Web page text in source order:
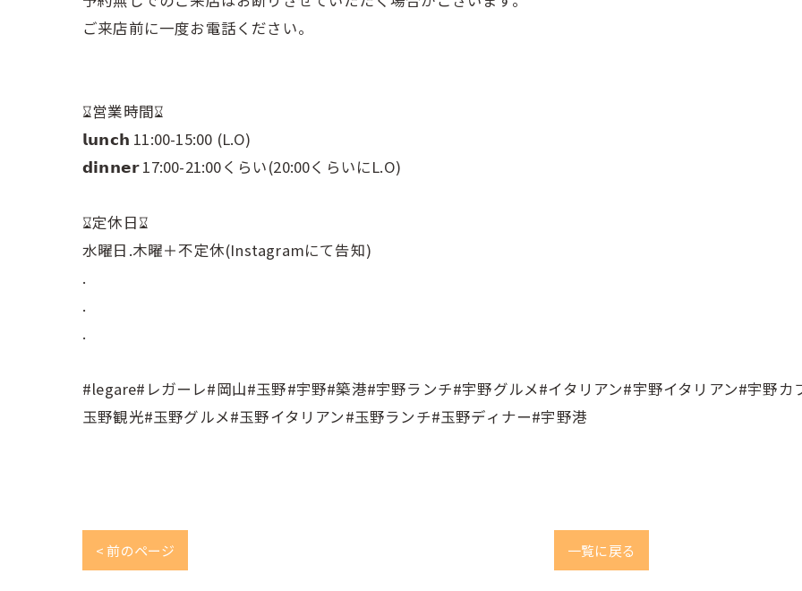
ご来店前に一度お電話ください。⠀
⌛︎営業時間⌛︎⠀
𝗹𝘂𝗻𝗰𝗵 11:00-15:00 (L.O)⠀
𝗱𝗶𝗻𝗻𝗲𝗿 17:00-21:00くらい(20:00くらいにL.O)⠀
⌛︎定休日⌛︎⠀
水曜日.木曜＋不定休(Instagramにて告知)⠀
.⠀
.⠀
.⠀
#legare#レガーレ#岡山#玉野#宇野#築港#宇野ランチ#宇野グルメ#イタリアン#宇野イタリアン#宇野
玉野観光#玉野グルメ#玉野イタリアン#玉野ランチ#玉野ディナー#宇野港
< 前のページ 一覧に戻る